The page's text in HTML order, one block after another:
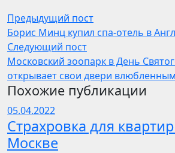
Предыдущий пост
Борис Минц купил спа-отель в
Следующий пост
Московский зоопарк в День
открывает свои двери влюбленным
Похожие публикации
05.04.2022
Страхровка для
Москве